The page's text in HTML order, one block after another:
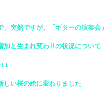
、突然ですが、「ギターの演奏会
加と生まれ変わりの状況について
1
しい桜の絵に変わりました